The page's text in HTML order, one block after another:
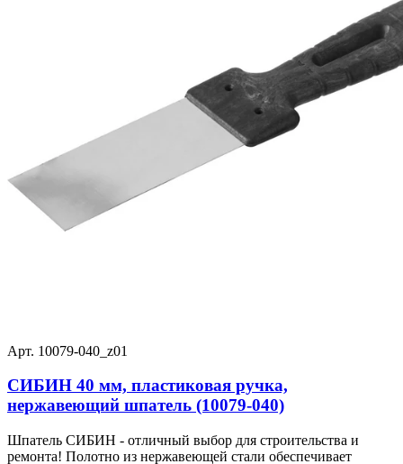
Арт. 10079-040_z01
СИБИН 40 мм, пластиковая ручка,
нержавеющий шпатель (10079-040)
Шпатель СИБИН - отличный выбор для строительства и
ремонта! Полотно из нержавеющей стали обеспечивает